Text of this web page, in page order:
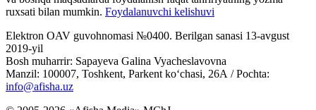
ruxsati bilan mumkin. Foydalanuvchi kelishuvi
Elektron OAV guvohnomasi №0400. Berilgan sanasi 13-avgust
2019-yil
Bosh muharrir: Sapayeva Galina Vyacheslavovna
Manzil: 100007, Toshkent, Parkent ko‘chasi, 26А / Pochta:
info@afisha.uz